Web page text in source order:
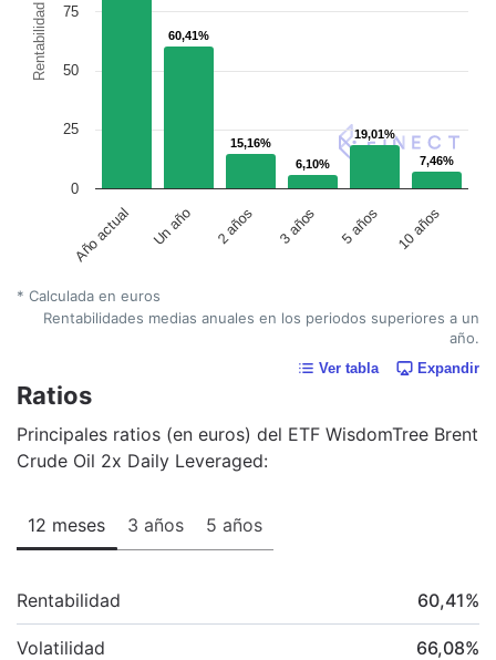
Rentabilidad 60,41%
60,41%
15,16%
15,16%
6,10%
6,10%
19,01%
19,01%
7,46%
7,46%
Año actual Un año 2 años 3 años 5 años 10 años
0
25
50
75
* Calculada en euros
Rentabilidades medias anuales en los periodos superiores a un
año.
Ver tabla Expandir
Ratios
Principales ratios (en euros) del ETF WisdomTree Brent
Crude Oil 2x Daily Leveraged:
12 meses 3 años 5 años
Rentabilidad 60,41%
Volatilidad 66,08%